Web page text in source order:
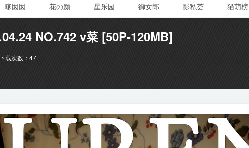
嗲囡囡 花の颜 星乐园 御女郎 影私荟 猫萌榜
NO.742 v菜 [50P-120MB]
载次数： 47